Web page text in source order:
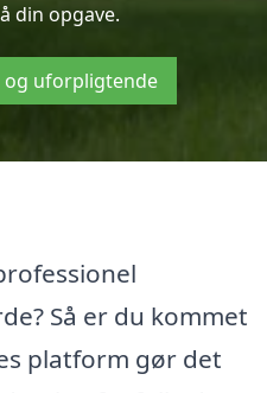
din opgave.
og uforpligtende
Så er du kommet
platform gør det